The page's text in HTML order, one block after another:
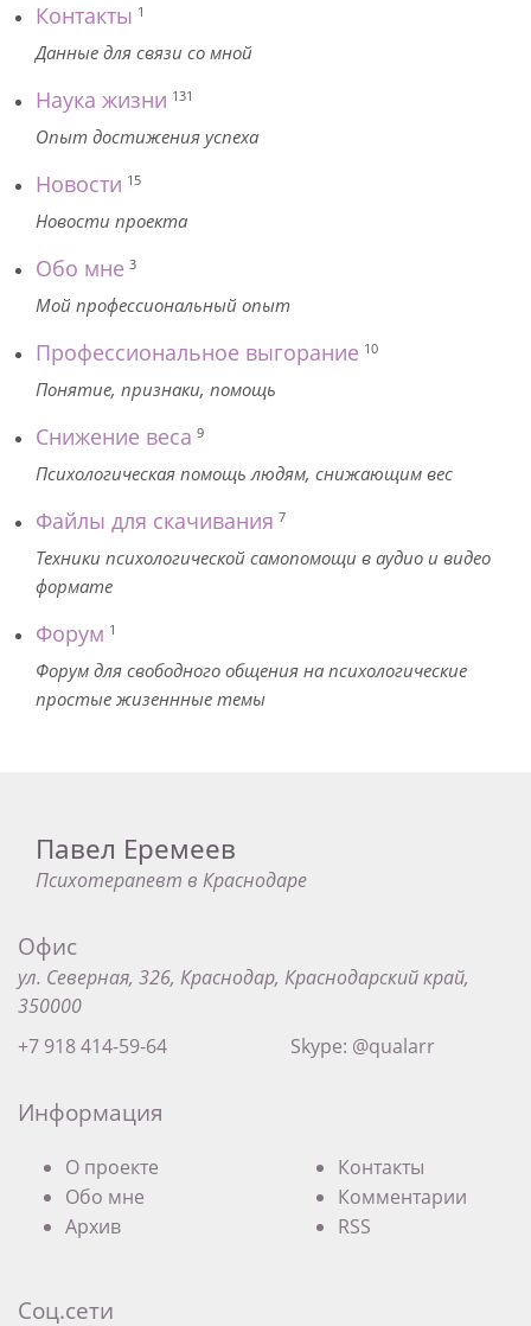
Контакты 1
Данные для связи со мной
Наука жизни 131
Опыт достижения успеха
Новости 15
Новости проекта
Обо мне 3
Мой профессиональный опыт
Профессиональное выгорание 10
Понятие, признаки, помощь
Снижение веса 9
Психологическая помощь людям, снижающим вес
Файлы для скачивания 7
Техники психологической самопомощи в аудио и видео
формате
Форум 1
Форум для свободного общения на психологические
простые жизеннные темы
Павел Еремеев
Психотерапевт в Краснодаре
Офис
ул. Северная, 326, Краснодар, Краснодарский край,
350000
+7 918 414-59-64
Skype: @qualarr
Информация
О проекте
Обо мне
Архив
Контакты
Комментарии
RSS
Соц.сети